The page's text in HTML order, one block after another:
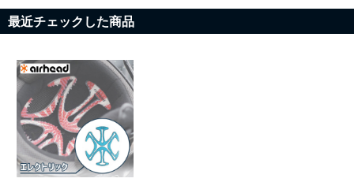
最近チェックした商品